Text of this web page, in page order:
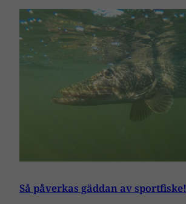
Så påverkas gäddan av sportfiske!